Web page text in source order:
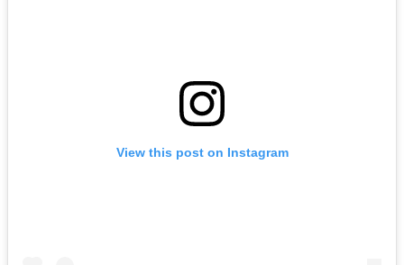
View this post on Instagram